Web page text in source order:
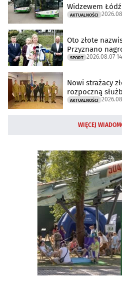
Widzewem Łódź
AKTUALNOŚCI
Oto złote
Przyznano
SPORT 2026.08.07
Nowi strażacy
rozpoczną
AKTUALNOŚCI
WIĘCEJ